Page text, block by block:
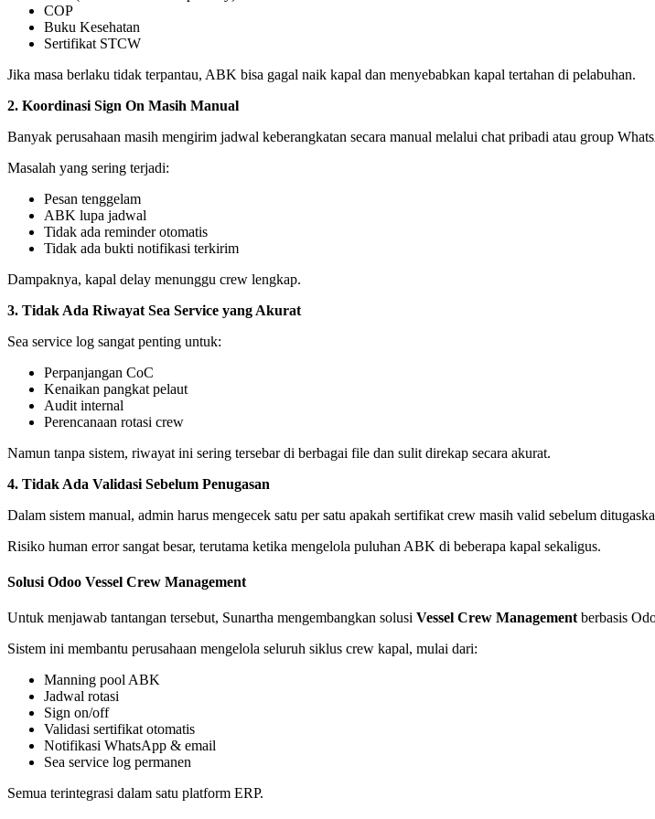
COP
Buku Kesehatan
Sertifikat STCW
Jika masa berlaku tidak terpantau, ABK bisa gagal naik kapal dan menyebabkan kapal tertahan di pelabuhan.
2. Koordinasi Sign On Masih Manual
Banyak perusahaan masih mengirim jadwal keberangkatan secara manual melalui chat pribadi atau group
Masalah yang sering terjadi:
Pesan tenggelam
ABK lupa jadwal
Tidak ada reminder otomatis
Tidak ada bukti notifikasi terkirim
Dampaknya, kapal delay menunggu crew lengkap.
3. Tidak Ada Riwayat Sea Service yang Akurat
Sea service log sangat penting untuk:
Perpanjangan CoC
Kenaikan pangkat pelaut
Audit internal
Perencanaan rotasi crew
Namun tanpa sistem, riwayat ini sering tersebar di berbagai file dan sulit direkap secara akurat.
4. Tidak Ada Validasi Sebelum Penugasan
Dalam sistem manual, admin harus mengecek satu per satu apakah sertifikat crew masih valid sebelum
Risiko human error sangat besar, terutama ketika mengelola puluhan ABK di beberapa kapal sekaligus.
Solusi Odoo Vessel Crew Management
Untuk menjawab tantangan tersebut, Sunartha mengembangkan solusi Vessel Crew Management berbasis
Sistem ini membantu perusahaan mengelola seluruh siklus crew kapal, mulai dari:
Manning pool ABK
Jadwal rotasi
Sign on/off
Validasi sertifikat otomatis
Notifikasi WhatsApp & email
Sea service log permanen
Semua terintegrasi dalam satu platform ERP.